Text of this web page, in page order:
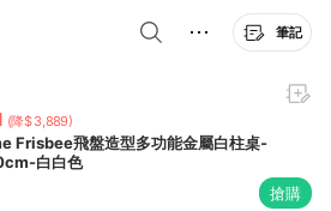
筆記
(降$3,889)
Frisbee飛盤造型多功能金屬白柱桌-
白白色
搶購